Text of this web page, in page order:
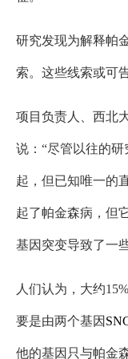
研究发现为解释帕
索。这些线索或可
项目负责人、西北
说：“尽管以往的
起，但已知唯一的
起了帕金森病，但
基因突变导致了一
人们认为，大约
要是由两个基因
他的基因只与帕金